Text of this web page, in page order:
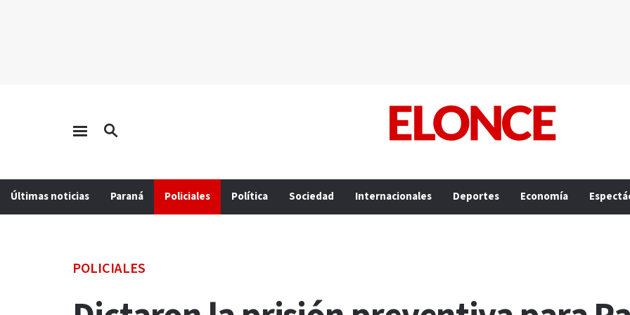
Últimas noticias Paraná Policiales Política Sociedad Internacionales Deportes Economía
POLICIALES